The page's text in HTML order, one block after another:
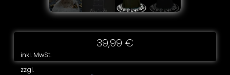
39,99 €
inkl. MwSt.
zzgl.